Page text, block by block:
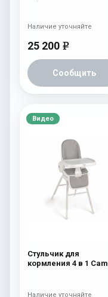
25 200 e
Сообщить
Наличие уточняйте
Видео
Стульчик для
кормления 4 в 1 Cam
Наличие уточняйте